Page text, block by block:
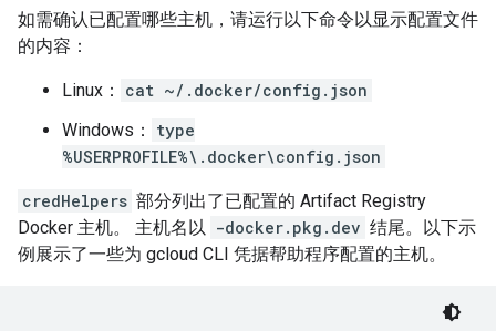
如需确认已配置哪些主机，请运行以下命令以显示配置文件
的内容：
Linux：
cat ~/.docker/config.json
Windows：
type
%USERPROFILE%\.docker\config.json
credHelpers 部分列出了已配置的 Artifact Registry
Docker 主机。 主机名以 -docker.pkg.dev 结尾。以下示
例展示了一些为 gcloud CLI 凭据帮助程序配置的主机。